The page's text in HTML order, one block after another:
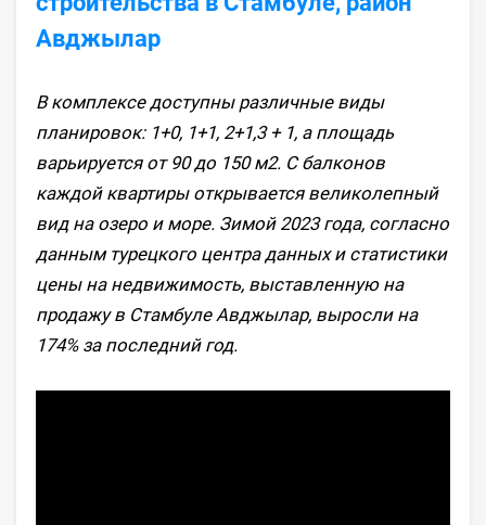
Авджылар
В комплексе доступны различные виды
планировок: 1+0, 1+1, 2+1,3 + 1, а площадь
варьируется от 90 до 150 м2. С балконов
каждой квартиры открывается великолепный
вид на озеро и море. Зимой 2023 года, согласно
данным турецкого центра данных и статистики
цены на недвижимость, выставленную на
продажу в Стамбуле Авджылар, выросли на
174% за последний год.